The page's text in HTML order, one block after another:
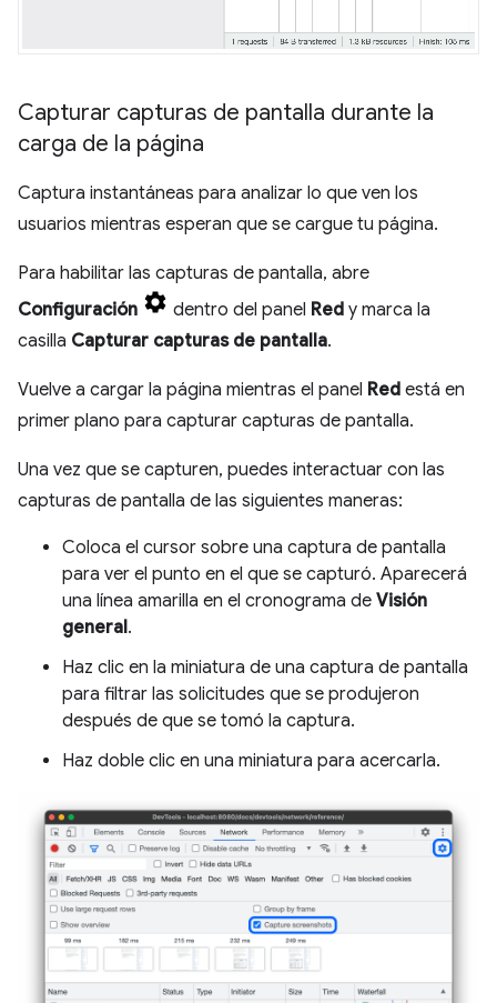
Capturar capturas de pantalla durante la
carga de la página
Captura instantáneas para analizar lo que ven los
usuarios mientras esperan que se cargue tu página.
Para habilitar las capturas de pantalla, abre
Configuración
dentro del panel Red y marca la
casilla Capturar capturas de pantalla.
Vuelve a cargar la página mientras el panel Red está en
primer plano para capturar capturas de pantalla.
Una vez que se capturen, puedes interactuar con las
capturas de pantalla de las siguientes maneras:
Coloca el cursor sobre una captura de pantalla
para ver el punto en el que se capturó. Aparecerá
una línea amarilla en el cronograma de Visión
general.
Haz clic en la miniatura de una captura de pantalla
para filtrar las solicitudes que se produjeron
después de que se tomó la captura.
Haz doble clic en una miniatura para acercarla.